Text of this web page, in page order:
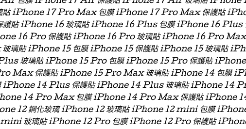
貼 iPhone 17 Pro Max 包膜 iPhone 17 Pro Max 保護貼
貼 iPhone 16 玻璃貼 iPhone 16 Plus 包膜 iPhone 16 Plus
16 Pro 保護貼 iPhone 16 Pro 玻璃貼 iPhone 16 Pro
璃貼 iPhone 15 包膜 iPhone 15 保護貼 iPhone 15 玻璃貼
玻璃貼 iPhone 15 Pro 包膜 iPhone 15 Pro 保護貼
Max 保護貼 iPhone 15 Pro Max 玻璃貼 iPhone 14 包膜
iPhone 14 Plus 保護貼 iPhone 14 Plus 玻璃貼 iPhone 14
14 Pro Max 包膜 iPhone 14 Pro Max 保護貼 iPhone
12 鋼化玻璃 iPhone 12 玻璃貼 iPhone 12 mini 包膜
玻璃貼 iPhone 12 Pro 包膜 iPhone 12 Pro 保護貼